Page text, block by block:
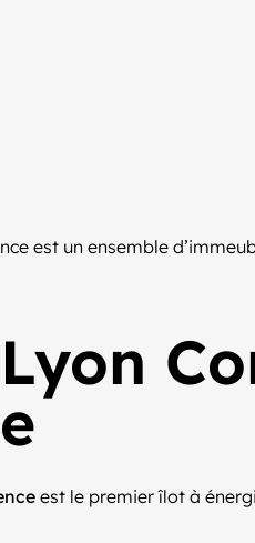
est un ensemble
est le premier îlot à